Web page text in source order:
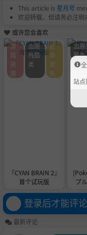
This article is 星月号
欢迎转载，但请务必注明
或许您会喜欢
『CYAN BRAIN 2』
首个试玩版
游
戏
资
源
血腥
残酷
类
近
期
发
布
プ
血腥
酷类
登录后才能评论
最新评论
站点